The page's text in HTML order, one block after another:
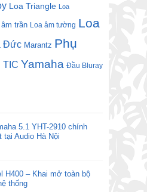
Loa Triangle Loa
âm trần Loa âm tường Loa
Đức Marantz Phụ
TIC Yamaha Đầu Bluray
5.1 YHT-2910 chính
tại Audio Hà Nội
H400 – Khai mở toàn bộ
thống